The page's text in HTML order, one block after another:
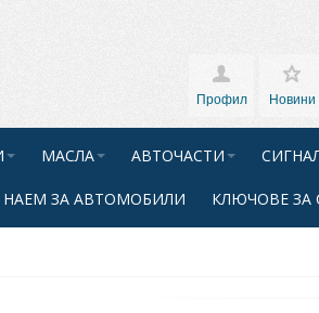
Профил
Новини
МАСЛА АВТОЧАСТИ
НАЕМ ЗА АВТОМОБИЛИ КЛЮЧОВЕ ЗА